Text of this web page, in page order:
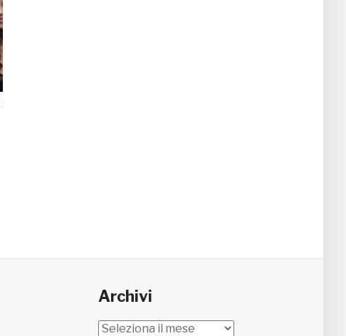
Archivi
Archivi